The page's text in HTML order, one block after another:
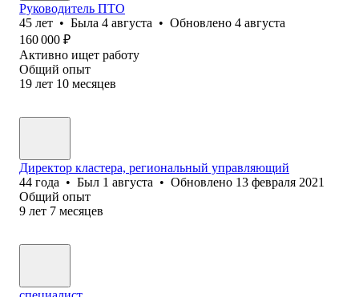
Руководитель ПТО
45 лет • Была 4 августа • Обновлено 4 августа
160 000 ₽
Активно ищет работу
Общий опыт
19 лет 10 месяцев
Директор кластера, региональный управляющий
44 года • Был 1 августа • Обновлено 13 февраля 2021
Общий опыт
9 лет 7 месяцев